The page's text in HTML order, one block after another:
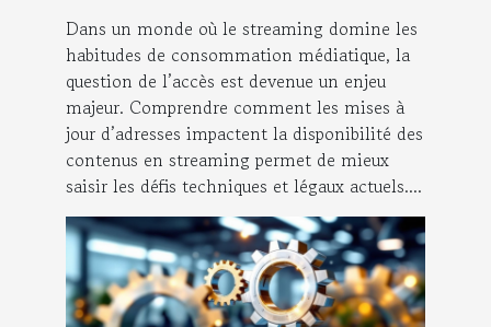
Dans un monde où le streaming domine les
habitudes de consommation médiatique, la
question de l’accès est devenue un enjeu
majeur. Comprendre comment les mises à
jour d’adresses impactent la disponibilité des
contenus en streaming permet de mieux
saisir les défis techniques et légaux actuels....